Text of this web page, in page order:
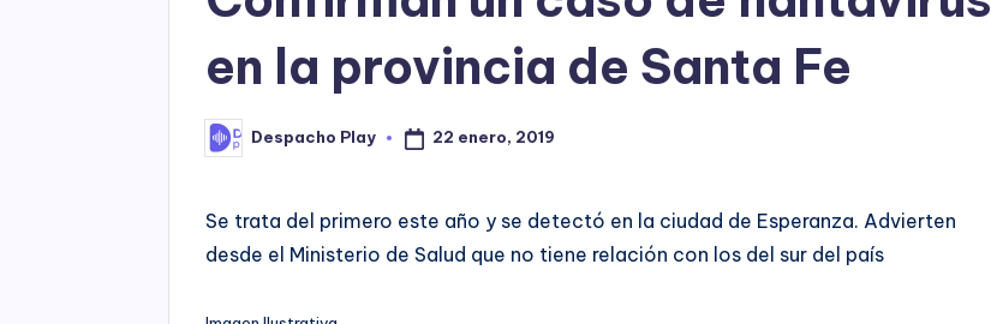
o
y
en la provincia de Santa Fe
Posted
by
Despacho Play 22 enero, 2019
Se trata del primero este año y se detectó en la ciudad de Esperanza. Advierten
desde el Ministerio de Salud que no tiene relación con los del sur del país